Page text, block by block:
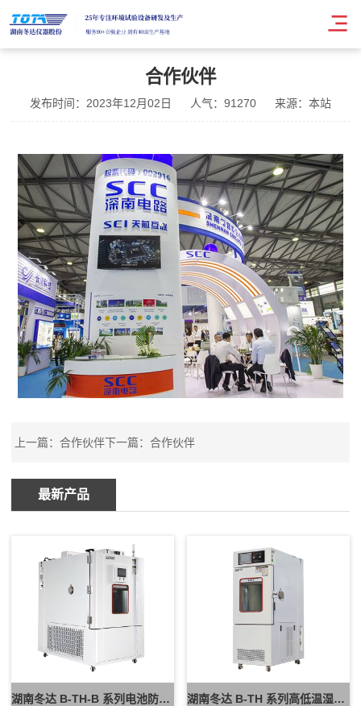
合作伙伴
发布时间：2023年12月02日 人气：91270 来源：本站
上一篇：合作伙伴下一篇：合作伙伴
最新产品
湖南冬达 B-TH-B 系列电池防爆试验箱 新能源电池高低温防爆测试设备 湖南冬达 B-TH 系列高低温湿热试验箱 可定制高低温循环可靠性测试设备